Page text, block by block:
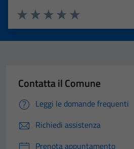
Valuta 5 stelle su 5
Valuta 4 stelle su 5
Valuta 3 stelle su 5
Valuta 2 stelle su 5
Valuta 1 stelle su 5
Contatta il Comune
Leggi le domande frequenti
Richiedi assistenza
Prenota appuntamento